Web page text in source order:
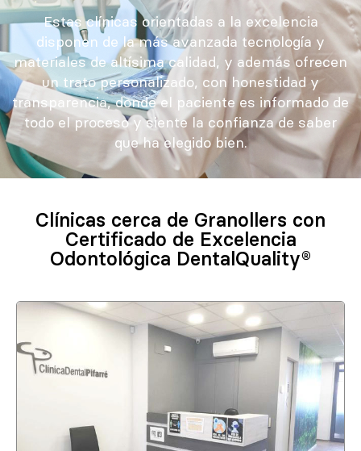
Estas clínicas orientadas a la excelencia
disponen de la más avanzada tecnología y
materiales de altísima calidad, y además ofrecen
un trato personalizado, con honestidad y
transparencia, donde el paciente es informado de
todo el proceso y siente la confianza de saber
que ha elegido bien.
Clínicas cerca de Granollers con
Certificado de Excelencia
Odontológica DentalQuality®